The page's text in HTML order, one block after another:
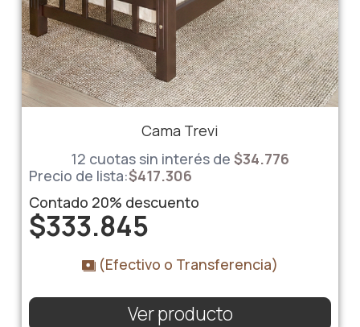
Cama Trevi
12 cuotas sin interés de $34.776
Precio de lista:$417.306
Contado 20% descuento
$333.845
(Efectivo o Transferencia)
Ver producto